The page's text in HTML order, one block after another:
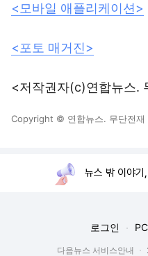
<모바일 애플리케이션>
<포토 매거진>
<저작권자(c)연합뉴스.
Copyright © 연합뉴스. 무단전재
뉴스 밖 이야기
로그인
다음뉴스 서비스안내